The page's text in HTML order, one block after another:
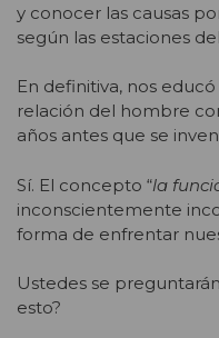
y conocer las causas
según las estaciones
En definitiva, nos
relación del hombre
años antes que se
Sí. El concepto “la
inconscientemente
forma de enfrentar
Ustedes se
esto?